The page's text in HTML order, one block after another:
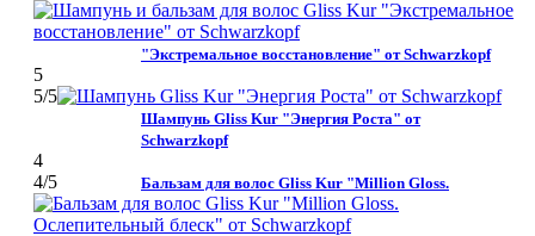
"Экстремальное восстановление" от Schwarzkopf
5
5/5
Шампунь Gliss Kur "Энергия Роста" от
Schwarzkopf
4
4/5 Бальзам для волос Gliss Kur "Million Gloss.